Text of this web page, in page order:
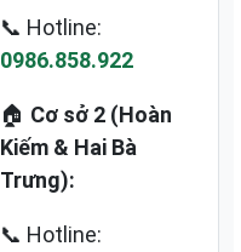
📞 Hotline:
0986.858.922
🏠 Cơ sở 2 (Hoàn
Kiếm & Hai Bà
Trưng):
📞 Hotline: